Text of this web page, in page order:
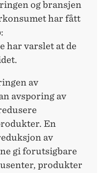
og bransjen
har fått
har varslet at de
av
avsporing av
En
av
gi forutsigbare
produkter